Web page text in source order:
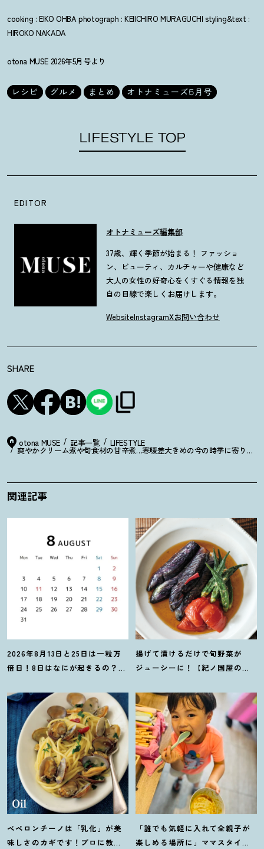
cooking : EIKO OHBA photograph : KEIICHIRO MURAGUCHI styling&text :
HIROKO NAKADA
otona MUSE 2026年5月号より
レシピ グルメ まとめ オトナミューズ5月号
LIFESTYLE TOP
EDITOR
オトナミューズ編集部
37歳、輝く季節が始まる！ ファッショ
ン、ビューティ、カルチャーや健康など
大人の女性の好奇心をくすぐる情報を独
自の目線で楽しくお届けします。
WebsiteInstagramXお問い合わせ
SHARE
otona MUSE 記事一覧 LIFESTYLE
爽やかクリーム煮や旬食材の甘辛煮…寒暖差大きめの今の時季に寄り添
関連記事
2026年8月13日と25日は一粒万
倍日 ！ 8日はなにが起きるの ？吉
揚げて漬けるだけで旬野菜が
ジューシーに ！
【紀ノ国屋のつ
シピ
ペペロンチーノは「乳化」が美
味しさのカギです ！ プロに教わ
「誰でも気軽に入れて全親子が
楽しめる場所に」ママスタイリ